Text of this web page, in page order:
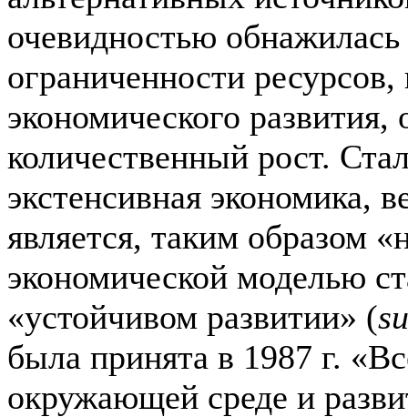
очевидностью
ограниченности
экономического
количественный рост.
экстенсивная экономика,
является, таким образом
экономической моделью
«устойчивом развитии» (
была принята в 1987 г.
окружающей среде и